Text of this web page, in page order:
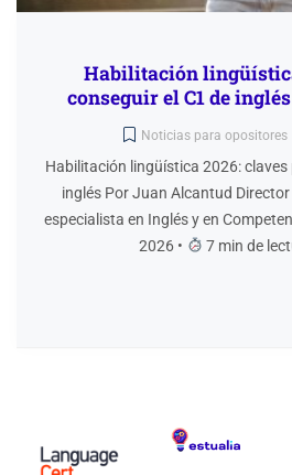
Habilitación
conseguir el C1 de
Noticias para opositores
Habilitación lingüística 2026: claves
inglés Por Juan Alcantud
especialista en Inglés y en
2026 •
7 min de